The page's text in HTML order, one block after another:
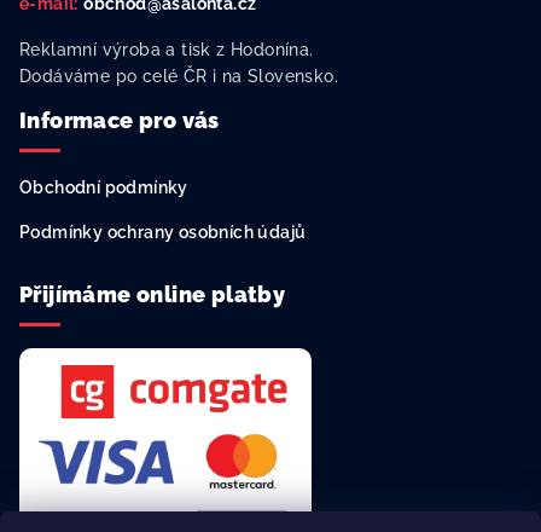
Reklamní výroba a tisk z Hodonína.
Dodáváme po celé ČR i na Slovensko.
Informace pro vás
Obchodní podmínky
Podmínky ochrany osobních údajů
Přijímáme online platby